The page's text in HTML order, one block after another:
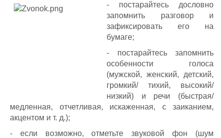
- постарайтесь дословно
запомнить разговор и
зафиксировать его на
бумаге;
- постарайтесь запомнить
особенности голоса
(мужской, женский, детский,
громкий/ тихий, высокий/
низкий) и речи (быстрая/
медленная, отчетливая, искаженная, с заиканием,
акцентом и т. д.);
- если возможно, отметьте звуковой фон (шум